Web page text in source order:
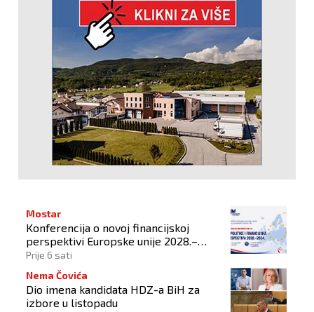
Mostar
Konferencija o novoj financijskoj
perspektivi Europske unije 2028.–
2034.
Prije 6 sati
Nema Čovića
Dio imena kandidata HDZ-a BiH za
izbore u listopadu